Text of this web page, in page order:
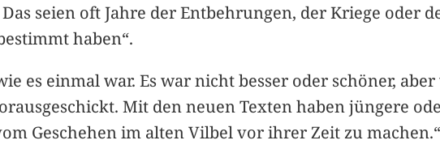
seien oft Jahre der Entbehrungen, der Kriege oder
haben“.
es einmal war. Es war nicht besser oder schöner,
Mit den neuen Texten haben jüngere
Geschehen im alten Vilbel vor ihrer Zeit zu machen.“